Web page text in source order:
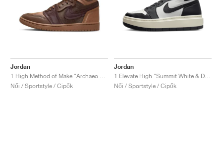
Jordan
Női / Sportstyle / Cipők
Jordan
Női / Sportstyle / Cipők